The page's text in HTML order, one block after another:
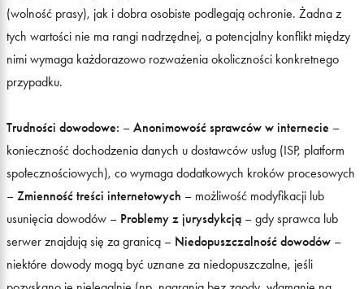
(wolność prasy), jak i dobra osobiste podlegają ochronie. Żadna z
tych wartości nie ma rangi nadrzędnej, a potencjalny konflikt między
nimi wymaga każdorazowo rozważenia okoliczności konkretnego
przypadku.
Trudności dowodowe: – Anonimowość sprawców w internecie –
konieczność dochodzenia danych u dostawców usług (ISP, platform
społecznościowych), co wymaga dodatkowych kroków procesowych
– Zmienność treści internetowych – możliwość modyfikacji lub
usunięcia dowodów – Problemy z jurysdykcją – gdy sprawca lub
serwer znajdują się za granicą – Niedopuszczalność dowodów –
niektóre dowody mogą być uznane za niedopuszczalne, jeśli